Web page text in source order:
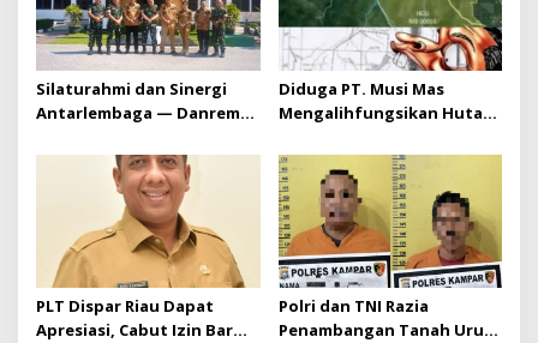
Silaturahmi dan Sinergi
Antarlembaga — Danrem
Kejaksaan Negeri Kuansing
Diduga PT. Musi Mas
Mengalihfungsikan Hutan
diduga melebihi batas izin
yang diizinkan
PLT Dispar Riau Dapat
Apresiasi, Cabut Izin Bar
Polri dan TNI Razia
Penambangan Tanah Urug,